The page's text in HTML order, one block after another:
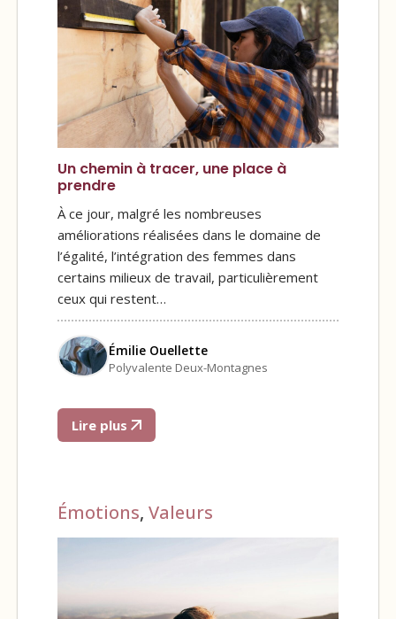
Un chemin à tracer, une place à
prendre
À ce jour, malgré les nombreuses
améliorations réalisées dans le domaine de
l’égalité, l’intégration des femmes dans
certains milieux de travail, particulièrement
ceux qui restent…
Émilie Ouellette
Polyvalente Deux-Montagnes
Lire plus
Émotions, Valeurs